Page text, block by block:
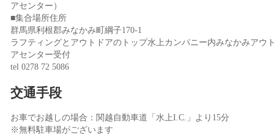
アセンター）
■集合場所住所
群馬県利根郡みなかみ町綱子170-1
ラフティングとアウトドアのトップ水上カンパニー内みなかみアウ
アセンター受付
tel 0278 72 5086
交通手段
お車でお越しの場合：関越自動車道「水上I.C.」より15分
※無料駐車場がございます